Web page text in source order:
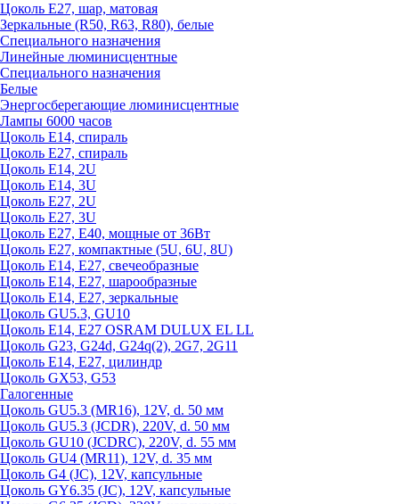
Цоколь Е27, шар, матовая
Зеркальные (R50, R63, R80), белые
Специального назначения
Линейные люминисцентные
Специального назначения
Белые
Энергосберегающие люминисцентные
Лампы 6000 часов
Цоколь Е14, спираль
Цоколь Е27, спираль
Цоколь Е14, 2U
Цоколь Е14, 3U
Цоколь Е27, 2U
Цоколь Е27, 3U
Цоколь Е27, Е40, мощные от 36Вт
Цоколь Е27, компактные (5U, 6U, 8U)
Цоколь Е14, Е27, свечеобразные
Цоколь Е14, Е27, шарообразные
Цоколь Е14, Е27, зеркальные
Цоколь GU5.3, GU10
Цоколь Е14, Е27 OSRAM DULUX EL LL
Цоколь G23, G24d, G24q(2), 2G7, 2G11
Цоколь Е14, Е27, цилиндр
Цоколь GX53, G53
Галогенные
Цоколь GU5.3 (MR16), 12V, d. 50 мм
Цоколь GU5.3 (JCDR), 220V, d. 50 мм
Цоколь GU10 (JCDRC), 220V, d. 55 мм
Цоколь GU4 (MR11), 12V, d. 35 мм
Цоколь G4 (JC), 12V, капсульные
Цоколь GY6.35 (JC), 12V, капсульные